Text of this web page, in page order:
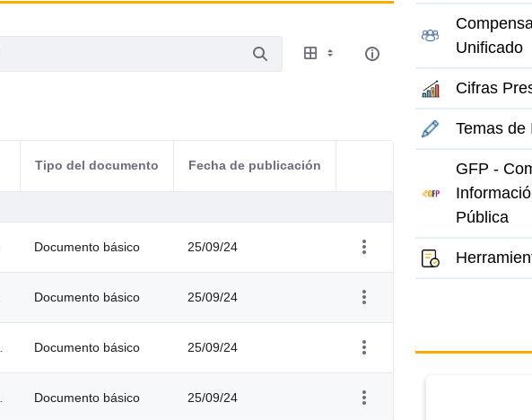
Tipo del documento Fecha de publicación
Acciones del elemento
Documento básico 25/09/24
Documento básico 25/09/24
Documento básico 25/09/24
Documento básico 25/09/24
Unificado
Cifras
Temas de
GFP -
Pública